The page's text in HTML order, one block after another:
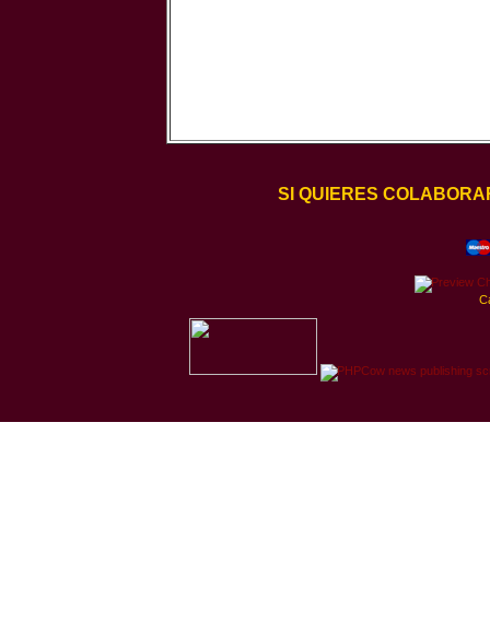
SI QUIERES